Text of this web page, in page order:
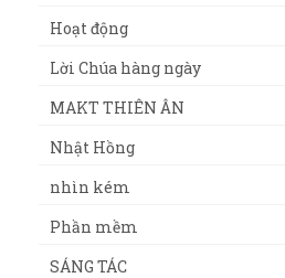
Hoạt động
Lời Chúa hàng ngày
MAKT THIÊN ÂN
Nhật Hồng
nhìn kém
Phần mềm
SÁNG TÁC